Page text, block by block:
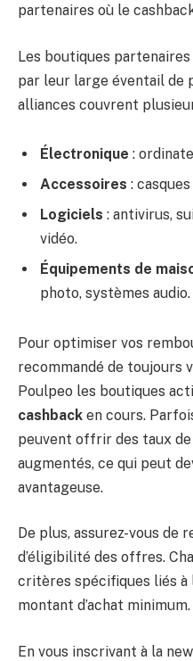
partenaires où le
Les boutiques
par leur large éventail de
alliances couvrent
Électronique :
Accessoires :
Logiciels : antivirus,
vidéo.
Équipements de
photo, systèmes audio.
Pour optimiser vos
recommandé de toujours
Poulpeo les boutiques
cashback en cours.
peuvent offrir des taux
augmentés, ce qui peut
avantageuse.
De plus, assurez-vous de
d’éligibilité des offres.
critères spécifiques liés à
montant d’achat minimum.
En vous inscrivant à la